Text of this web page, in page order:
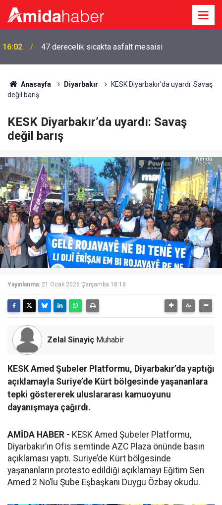
15:46 Amedspor’un gol kralı Diagne Antalyaspor yolunda
Anasayfa Diyarbakır
KESK Diyarbakır’da uyardı: Savaş
değil barış
KESK Diyarbakır’da uyardı: Savaş
değil barış
Yayınlanma: 21 Ocak 2026 Çarşamba 18:18
Zelal Sinayiç Muhabir
KESK Amed Şubeler Platformu, Diyarbakır’da yaptığı
açıklamayla Suriye’de Kürt bölgesinde yaşananlara
tepki göstererek uluslararası kamuoyunu
dayanışmaya çağırdı.
AMİDA HABER - KESK Amed Şubeler Platformu,
Diyarbakır’ın Ofis semtinde AZC Plaza önünde basın
açıklaması yaptı. Suriye’de Kürt bölgesinde
yaşananların protesto edildiği açıklamayı Eğitim Sen
Amed 2 No’lu Şube Eşbaşkanı Duygu Özbay okudu.